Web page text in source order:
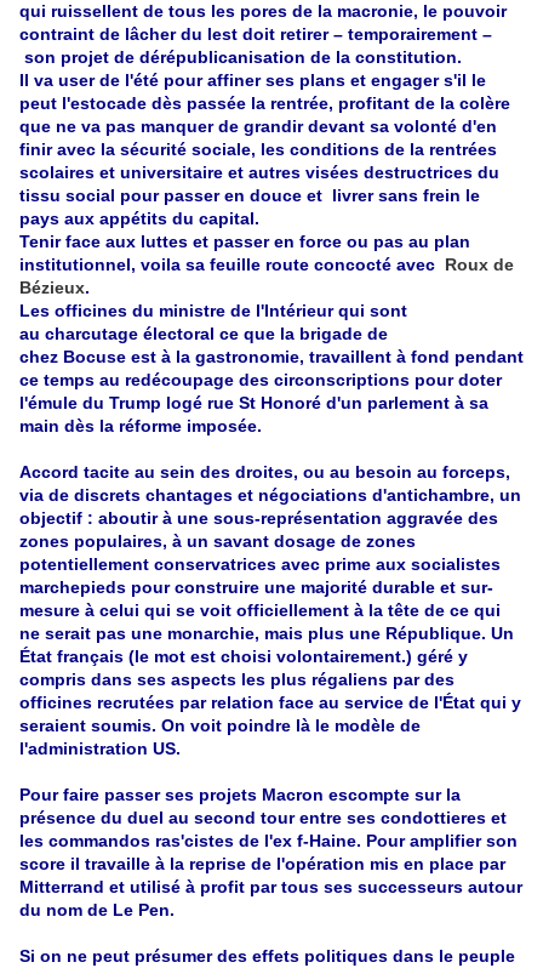
qui ruissellent de tous les pores de la macronie, le pouvoir
contraint de lâcher du lest doit retirer – temporairement –
son projet de dérépublicanisation de la constitution.
Il va user de l'été pour affiner ses plans et engager s'il le
peut l'estocade dès passée la rentrée, profitant de la colère
que ne va pas manquer de grandir devant sa volonté d'en
finir avec la sécurité sociale, les conditions de la rentrées
scolaires et universitaire et autres visées destructrices du
tissu social pour passer en douce et livrer sans frein le
pays aux appétits du capital.
Tenir face aux luttes et passer en force ou pas au plan
institutionnel, voila sa feuille route concocté avec Roux de
Bézieux.
Les officines du ministre de l'Intérieur qui sont
au charcutage électoral ce que la brigade de
chez Bocuse est à la gastronomie, travaillent à fond pendant
ce temps au redécoupage des circonscriptions pour doter
l'émule du Trump logé rue St Honoré d'un parlement à sa
main dès la réforme imposée.
Accord tacite au sein des droites, ou au besoin au forceps,
via de discrets chantages et négociations d'antichambre, un
objectif : aboutir à une sous-représentation aggravée des
zones populaires, à un savant dosage de zones
potentiellement conservatrices avec prime aux socialistes
marchepieds pour construire une majorité durable et sur-
mesure à celui qui se voit officiellement à la tête de ce qui
ne serait pas une monarchie, mais plus une République. Un
État français (le mot est choisi volontairement.) géré y
compris dans ses aspects les plus régaliens par des
officines recrutées par relation face au service de l'État qui y
seraient soumis. On voit poindre là le modèle de
l'administration US.
Pour faire passer ses projets Macron escompte sur la
présence du duel au second tour entre ses condottieres et
les commandos ras'cistes de l'ex f-Haine. Pour amplifier son
score il travaille à la reprise de l'opération mis en place par
Mitterrand et utilisé à profit par tous ses successeurs autour
du nom de Le Pen.
Si on ne peut présumer des effets politiques dans le peuple